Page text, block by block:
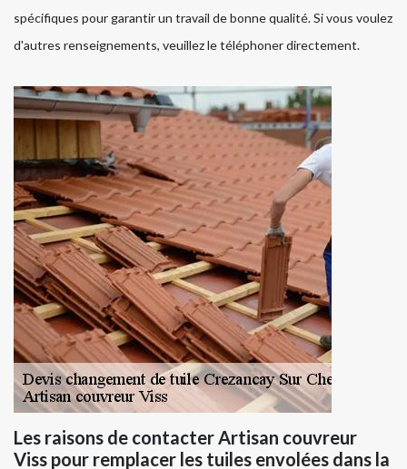
spécifiques pour garantir un travail de bonne qualité. Si vous voulez
d'autres renseignements, veuillez le téléphoner directement.
Les raisons de contacter Artisan couvreur
Viss pour remplacer les tuiles envolées dans la